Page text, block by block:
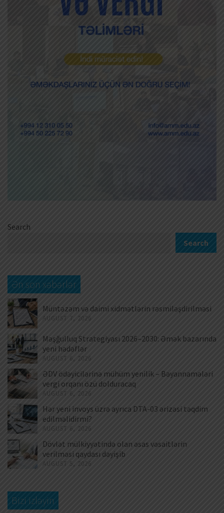
Search
Search
Ən son xəbərlər
Müntəzəm və daimi xidmətlərin rəsmiləşdirilməsi
AUGUST 7, 2026
Məşğulluq Strategiyası 2026–2030: Əmək bazarında
yeni hədəflər
AUGUST 6, 2026
ƏDV ödəyicilərinə mühüm yenilik – Bəyannamələri
vergi orqanı özü dolduracaq
AUGUST 6, 2026
Hər yeni invoys üzrə ayrıca DTA-03 ərizəsi təqdim
edilməlidirmi?
AUGUST 6, 2026
Dövlət mülkiyyətində olan əsas vəsaitlərin
verilməsi qaydası dəyişib
AUGUST 5, 2026
Bizi izləyin